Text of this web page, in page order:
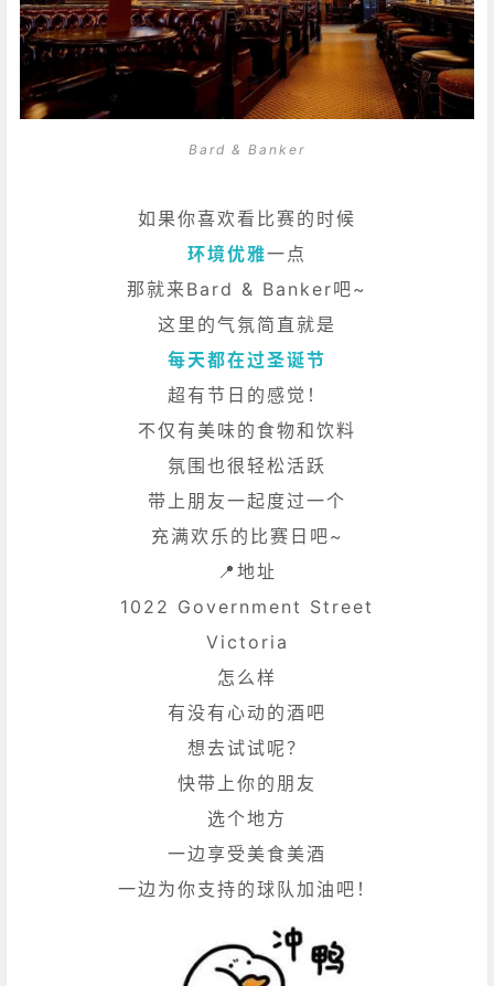
Bard & Banker
如果你喜欢看比赛的时候
环境优雅一点
那就来Bard & Banker吧~
这里的气氛简直就是
每天都在过圣诞节
超有节日的感觉！
不仅有美味的食物和饮料
氛围也很轻松活跃
带上朋友一起度过一个
充满欢乐的比赛日吧~
📍地址
1022 Government Street
Victoria
怎么样
有没有心动的酒吧
想去试试呢？
快带上你的朋友
选个地方
一边享受美食美酒
一边为你支持的球队加油吧！